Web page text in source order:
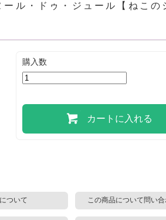
ル・ドゥ・ジュール【ねこの
購入数
カートに入れる
ついて この商品について問い